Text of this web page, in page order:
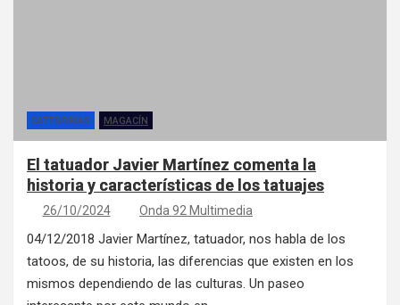
CATEGORÍAS MAGACÍN
El tatuador Javier Martínez comenta la
historia y características de los tatuajes
26/10/2024 Onda 92 Multimedia
04/12/2018 Javier Martínez, tatuador, nos habla de los
tatoos, de su historia, las diferencias que existen en los
mismos dependiendo de las culturas. Un paseo